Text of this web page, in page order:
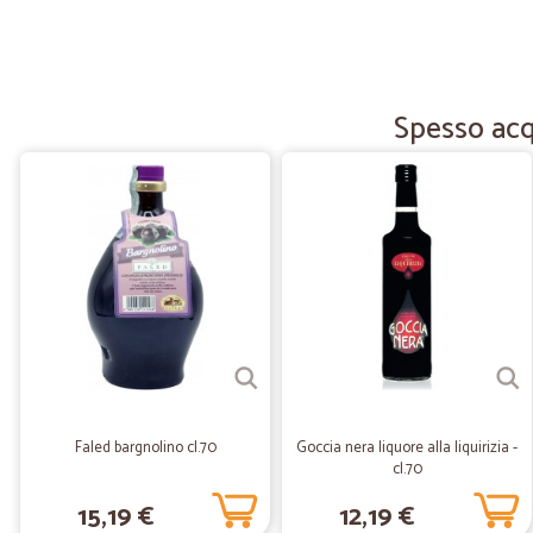
Spesso
Faled bargnolino cl.70
15,19 €
Goccia nera liquore alla liquirizia -
cl.70
12,19 €